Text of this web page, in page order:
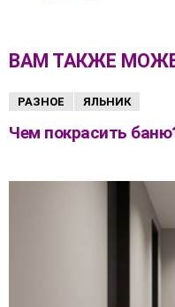
ВАМ ТАКЖЕ
РАЗНОЕ ЯЛЬНИК
Чем покрасить